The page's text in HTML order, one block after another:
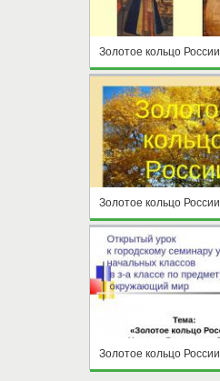
Золотое кольцо России
Золотое кольцо России
Золотое кольцо России